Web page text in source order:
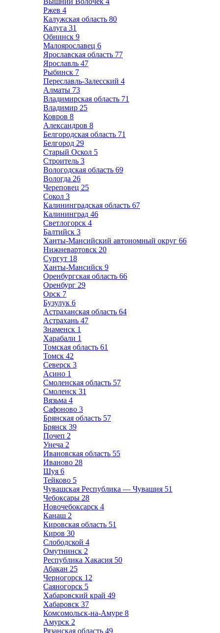
Ржев 4
Калужская область 80
Калуга 31
Обнинск 9
Малоярославец 6
Ярославская область 77
Ярославль 47
Рыбинск 7
Переславль-Залесский 4
Алматы 73
Владимирская область 71
Владимир 25
Ковров 8
Александров 8
Белгородская область 71
Белгород 29
Старый Оскол 5
Строитель 3
Вологодская область 69
Вологда 26
Череповец 25
Сокол 3
Калининградская область 67
Калининград 46
Светлогорск 4
Балтийск 3
Ханты-Мансийский автономный округ 66
Нижневартовск 20
Сургут 18
Ханты-Мансийск 9
Оренбургская область 66
Оренбург 29
Орск 7
Бузулук 6
Астраханская область 64
Астрахань 47
Знаменск 1
Харабали 1
Томская область 61
Томск 42
Северск 3
Асино 1
Смоленская область 57
Смоленск 31
Вязьма 4
Сафоново 3
Брянская область 57
Брянск 39
Почеп 2
Унеча 2
Ивановская область 55
Иваново 28
Шуя 6
Тейково 5
Чувашская Республика — Чувашия 51
Чебоксары 28
Новочебоксарск 4
Канаш 2
Кировская область 51
Киров 30
Слободской 4
Омутнинск 2
Республика Хакасия 50
Абакан 25
Черногорск 12
Саяногорск 5
Хабаровский край 49
Хабаровск 37
Комсомольск-на-Амуре 8
Амурск 2
Рязанская область 49